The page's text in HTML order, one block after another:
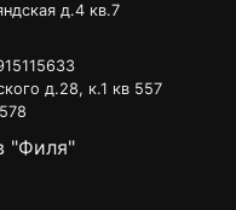
д.4 кв.7
д.28, к.1 кв 557
"Филя"